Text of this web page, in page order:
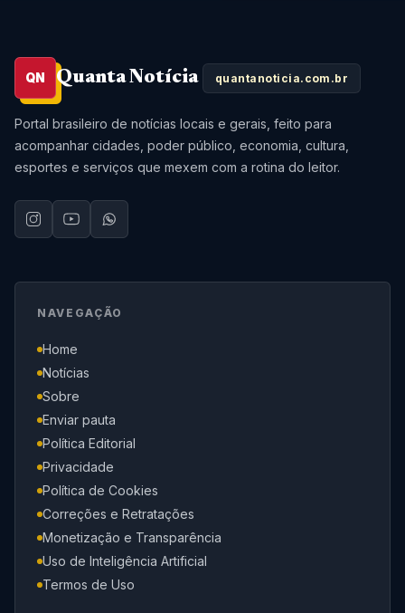
QN Quanta Notícia quantanoticia.com.br
Portal brasileiro de notícias locais e gerais, feito para
acompanhar cidades, poder público, economia, cultura,
esportes e serviços que mexem com a rotina do leitor.
NAVEGAÇÃO
Home
Notícias
Sobre
Enviar pauta
Política Editorial
Privacidade
Política de Cookies
Correções e Retratações
Monetização e Transparência
Uso de Inteligência Artificial
Termos de Uso